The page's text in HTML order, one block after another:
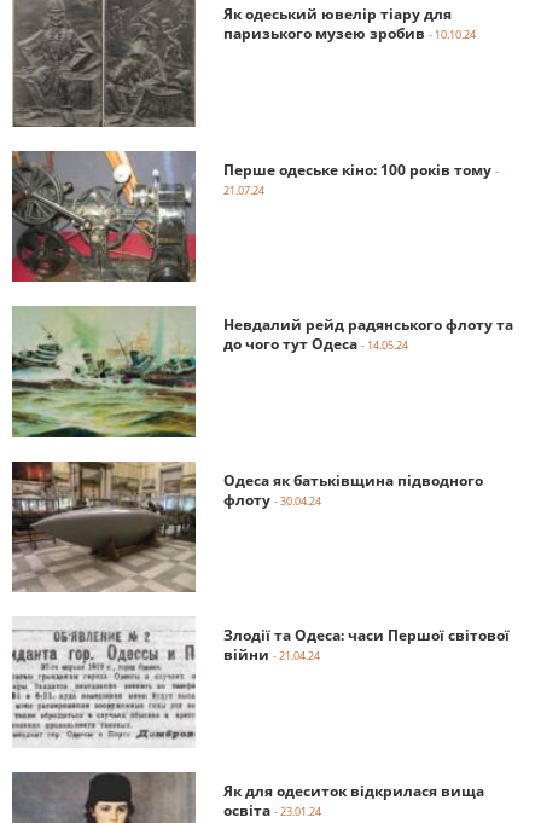
Як одеський ювелір тіару для
паризького музею зробив - 10.10.24
Перше одеське кіно: 100 років тому -
21.07.24
Невдалий рейд радянського флоту та
до чого тут Одеса - 14.05.24
Одеса як батьківщина підводного
флоту - 30.04.24
Злодії та Одеса: часи Першої світової
війни - 21.04.24
Як для одеситок відкрилася вища
освіта - 23.01.24